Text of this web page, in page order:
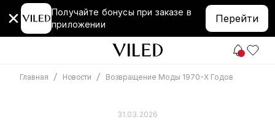
Получайте бонусы при заказе в
приложении
Перейти
Главная / Новости / Возвращение Моды 1970-Х Годов
31.03.2026